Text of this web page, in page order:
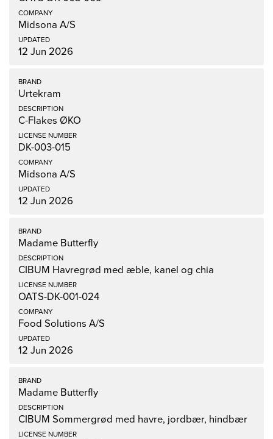
Midsona A/S
12 Jun 2026
Urtekram
C-Flakes ØKO
DK-003-015
Midsona A/S
12 Jun 2026
Madame Butterfly
CIBUM Havregrød med æble, kanel og chia
OATS-DK-001-024
Food Solutions A/S
12 Jun 2026
Madame Butterfly
CIBUM Sommergrød med havre, jordbær, hindbær